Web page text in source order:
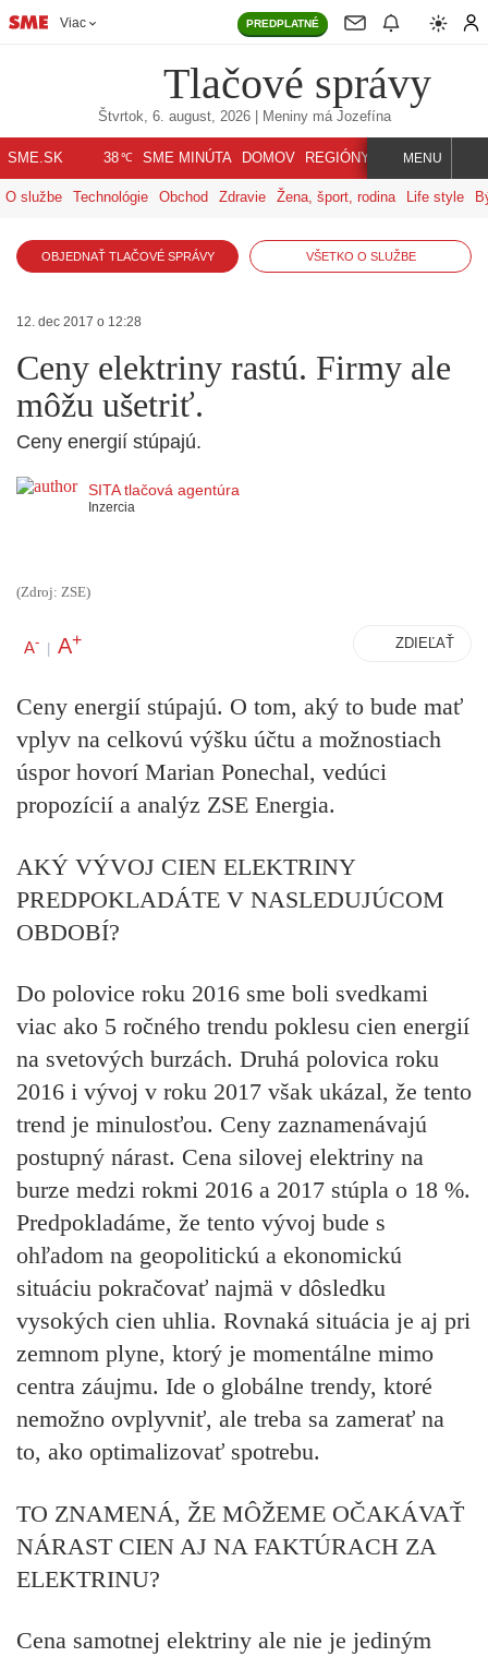
Viac PREDPLATNÉ
Tlačové správy
Štvrtok, 6. august, 2026| Meniny má Jozefína
SME.SK 38℃ SME MINÚTA DOMOV REGIÓNY INDEX SVET
MENU
O službe Technológie Obchod Zdravie Žena, šport, rodina Life style
OBJEDNAŤ TLAČOVÉ SPRÁVY VŠETKO O SLUŽBE
12. dec 2017 o 12:28
Ceny elektriny rastú. Firmy ale
môžu ušetriť.
Ceny energií stúpajú.
SITA tlačová agentúra
Inzercia
(Zdroj: ZSE)
A- | A+ ZDIEĽAŤ
Ceny energií stúpajú. O tom, aký to bude mať
vplyv na celkovú výšku účtu a možnostiach
úspor hovorí Marian Ponechal, vedúci
propozícií a analýz ZSE Energia.
AKÝ VÝVOJ CIEN ELEKTRINY
PREDPOKLADÁTE V NASLEDUJÚCOM
OBDOBÍ?
Do polovice roku 2016 sme boli svedkami
viac ako 5 ročného trendu poklesu cien energií
na svetových burzách. Druhá polovica roku
2016 i vývoj v roku 2017 však ukázal, že tento
trend je minulosťou. Ceny zaznamenávajú
postupný nárast. Cena silovej elektriny na
burze medzi rokmi 2016 a 2017 stúpla o 18 %.
Predpokladáme, že tento vývoj bude s
ohľadom na geopolitickú a ekonomickú
situáciu pokračovať najmä v dôsledku
vysokých cien uhlia. Rovnaká situácia je aj pri
zemnom plyne, ktorý je momentálne mimo
centra záujmu. Ide o globálne trendy, ktoré
nemožno ovplyvniť, ale treba sa zamerať na
to, ako optimalizovať spotrebu.
TO ZNAMENÁ, ŽE MÔŽEME OČAKÁVAŤ
NÁRAST CIEN AJ NA FAKTÚRACH ZA
ELEKTRINU?
Cena samotnej elektriny ale nie je jediným